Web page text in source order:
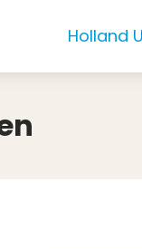
Holland